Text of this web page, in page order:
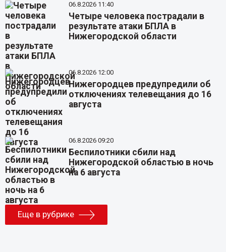
06.8.2026 11:40
Четыре человека пострадали в
результате атаки БПЛА в
Нижегородской области
06.8.2026 12:00
Нижегородцев предупредили об
отключениях телевещания до 16
августа
06.8.2026 09:20
Беспилотники сбили над
Нижегородской областью в ночь
на 6 августа
Еще в рубрике